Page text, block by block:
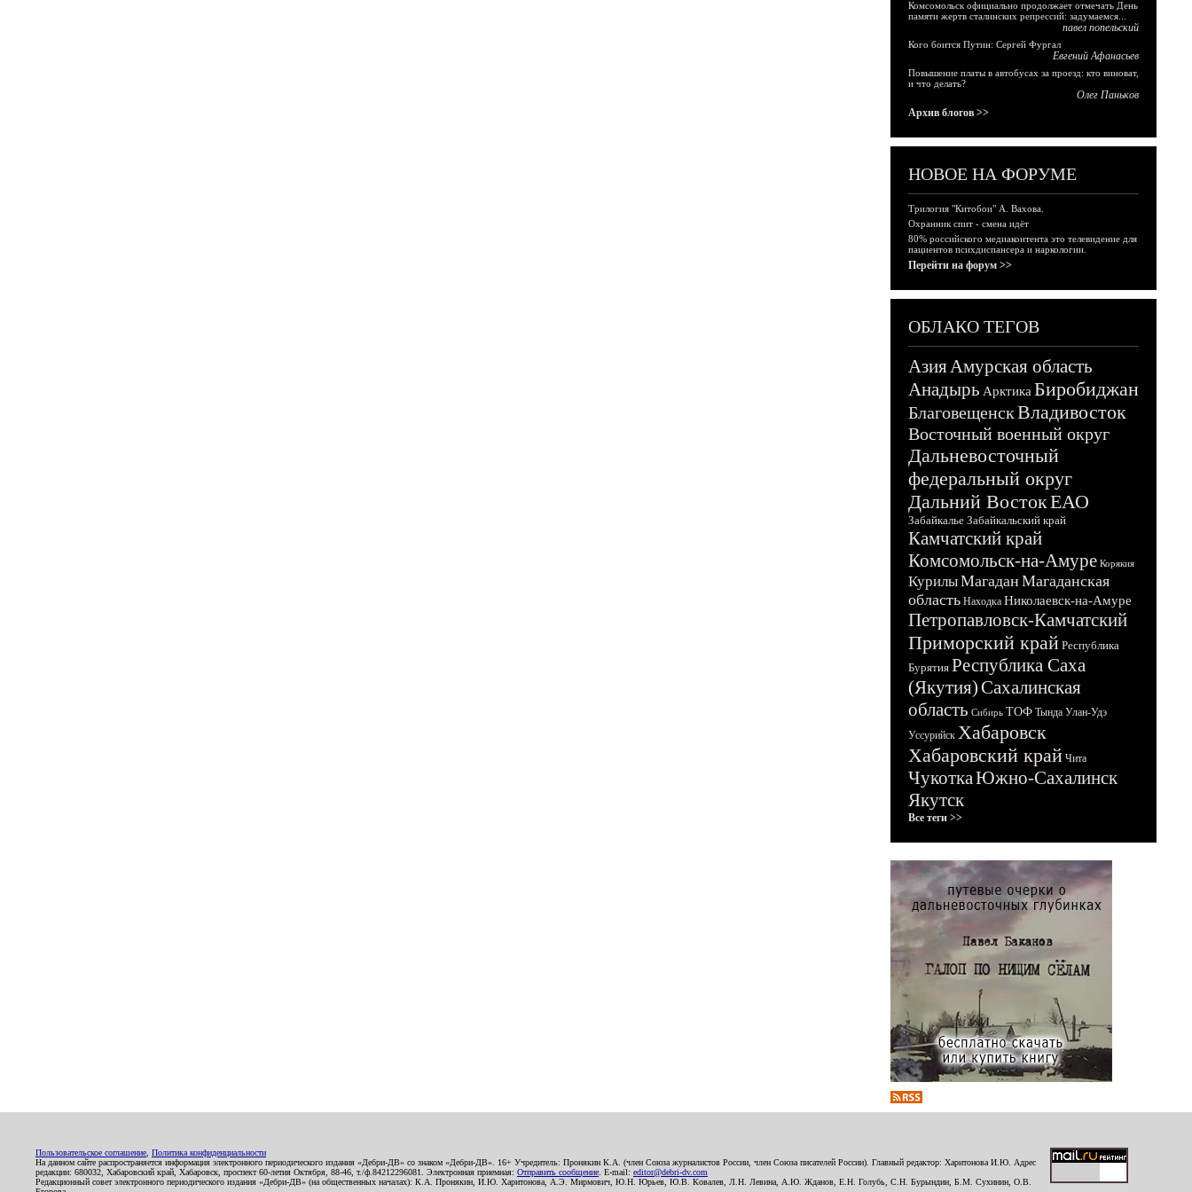
Комсомольск официально продолжает отмечать День
памяти жертв сталинских репрессий: задумаемся...
павел попельский
Кого боится Путин: Сергей Фургал
Евгений Афанасьев
Повышение платы в автобусах за проезд: кто виноват,
и что делать?
Олег Паньков
Архив блогов >>
НОВОЕ НА ФОРУМЕ
Трилогия "Китобои" А. Вахова.
Охранник спит - смена идёт
80% российского медиаконтента это телевидение для
пациентов психдиспансера и наркологии.
Перейти на форум >>
ОБЛАКО ТЕГОВ
АзияАмурская область
Анадырь Арктика Биробиджан
БлаговещенскВладивосток
Восточный военный округ
Дальневосточный
федеральный округ
Дальний ВостокЕАО
Забайкалье Забайкальский край
Камчатский край
Комсомольск-на-Амуре Корякия
КурилыМагадан Магаданская
область Находка Николаевск-на-Амуре
Петропавловск-Камчатский
Приморский край Республика
Бурятия Республика Саха
(Якутия)Сахалинская
область Сибирь ТОФ Тында Улан-Удэ
Уссурийск Хабаровск
Хабаровский край Чита
ЧукоткаЮжно-Сахалинск
Якутск
Все теги >>
Пользовательское соглашение Политика конфиденциальности
На данном сайте распространяется информация электронного периодического издания «Дебри-ДВ» со знаком «Дебри-ДВ». 16+ Учредитель: Пронякин К.А. (член Союза журналистов России, член Союза писателей России). Главный редактор: Харитонова И.Ю. Адрес
редакции: 680032, Хабаровский край, Хабаровск, проспект 60-летия Октября, 88-46, т./ф.84212296081. Электронная приемная: Отправить сообщение . E-mail: editor@debri-dv.com
Редакционный совет электронного периодического издания «Дебри-ДВ» (на общественных началах): К.А. Пронякин, И.Ю. Харитонова, А.Э. Мирмович, Ю.Н. Юрьев, Ю.В. Ковалев, Л.Н. Левина, А.Ю. Жданов, Е.Н. Голубь, С.Н. Бурындин, Б.М. Сухинин, О.В.